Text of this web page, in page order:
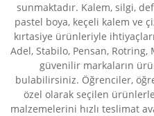
sunmaktadır. Kalem, silgi,
pastel boya, keçeli kalem ve
kırtasiye ürünleriyle
Adel, Stabilo, Pensan,
güvenilir markaların
bulabilirsiniz. Öğrenciler,
özel olarak seçilen
malzemelerini hızlı teslimat